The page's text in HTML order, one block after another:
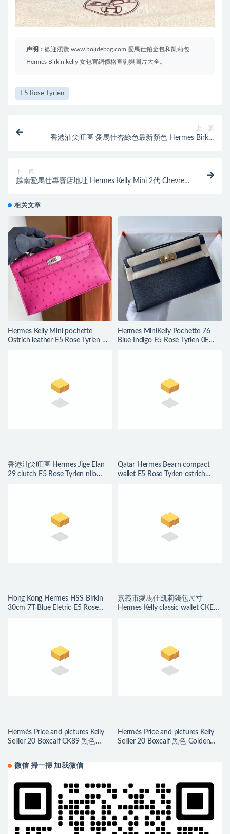
声明： 歡迎瀏覽 www.bolidebag.com 愛馬仕鉑金包和凱莉包
Hermes Birkin kelly 女包官網價格查詢與圖片大全。
E5 Rose Tyrien
上一篇
香港油尖旺區 愛馬仕杏綠色最新顏色 Hermes Birkin
下一篇
越南愛馬仕專賣店地址 Hermes Kelly Mini 2代 Chevre
相关文章
Hermes Kelly Mini pochette
Ostrich leather E5 Rose Tyrien 原
Hermes MiniKelly Pochette 76
Blue Indigo E5 Rose Tyrien 0E
香港油尖旺區 Hermes Jige Elan
29 clutch E5 Rose Tyrien nilo
Qatar Hermes Bearn compact
wallet E5 Rose Tyrien ostrich
Hong Kong Hermes HSS Birkin
30cm 7T Blue Eletric E5 Rose
嘉義市愛馬仕凱莉錢包尺寸
Hermes Kelly classic wallet CKE5
Hermès Price and pictures Kelly
Sellier 20 Boxcalf CK89 黑色
Hermès Price and pictures Kelly
Sellier 20 Boxcalf 黑色 Golden
微信 掃一掃 加我微信